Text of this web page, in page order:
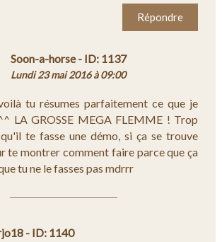
Répondre
Soon-a-horse - ID: 1137
Lundi 23 mai 2016 à 09:00
tu résumes parfaitement ce que je
LA GROSSE MEGA FLEMME ! Trop
te fasse une démo, si ça se trouve
te montrer comment faire parce que ça
tu ne le fasses pas mdrrr
- ID: 1140